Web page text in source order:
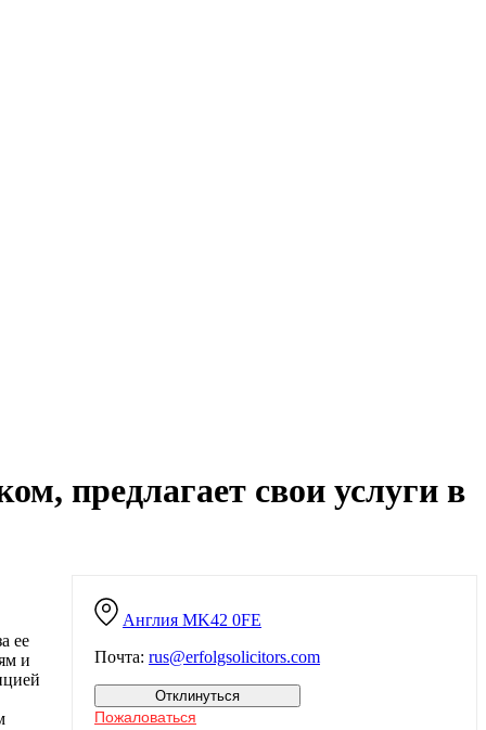
предлагает свои услуги в
Англия MK42 0FE
Почта: rus@erfolgsolicitors.com
Отклинуться
Пожаловаться
ее
и